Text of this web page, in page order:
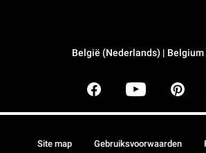
België (Nederlands) | Belgium
Site map Gebruiksvoorwaarden